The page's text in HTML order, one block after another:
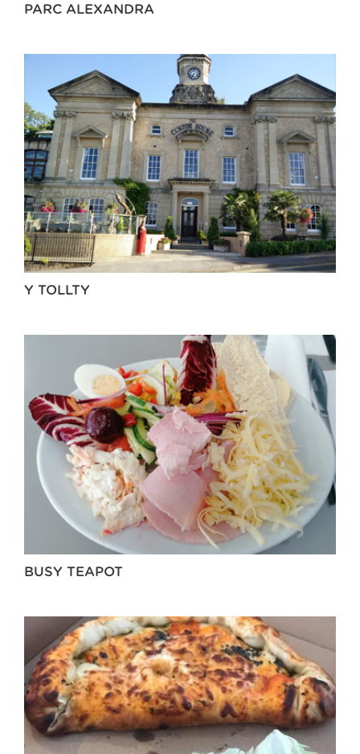
PARC ALEXANDRA
Y TOLLTY
BUSY TEAPOT